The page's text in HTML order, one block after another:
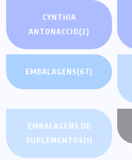
CYNTHIA
ANTONACCIO(2)
EMBALAGENS(67)
EMBALAGENS DE
SUPLEMENTOS(1)